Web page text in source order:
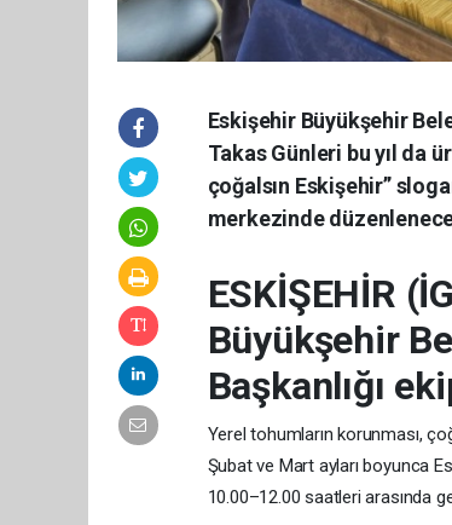
Eskişehir Büyükşehir
Takas Günleri bu yıl da
çoğalsın Eskişehir”
merkezinde
ESKİŞEHİR
Büyükşehir
Başkanlığı
Yerel tohumların korunması,
Şubat ve Mart ayları boyunca
10.00–12.00 saatleri arasında